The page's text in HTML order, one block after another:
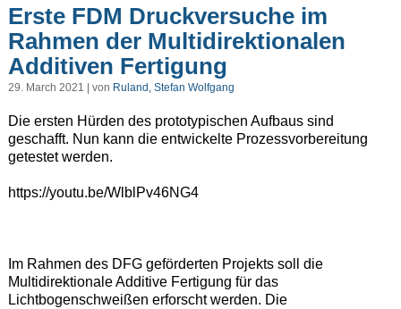
Erste FDM Druckversuche im
Rahmen der Multidirektionalen
Additiven Fertigung
29. March 2021 | von Ruland, Stefan Wolfgang
Die ersten Hürden des prototypischen Aufbaus sind
geschafft. Nun kann die entwickelte Prozessvorbereitung
getestet werden.
https://youtu.be/WlblPv46NG4
Im Rahmen des DFG geförderten Projekts soll die
Multidirektionale Additive Fertigung für das
Lichtbogenschweißen erforscht werden. Die